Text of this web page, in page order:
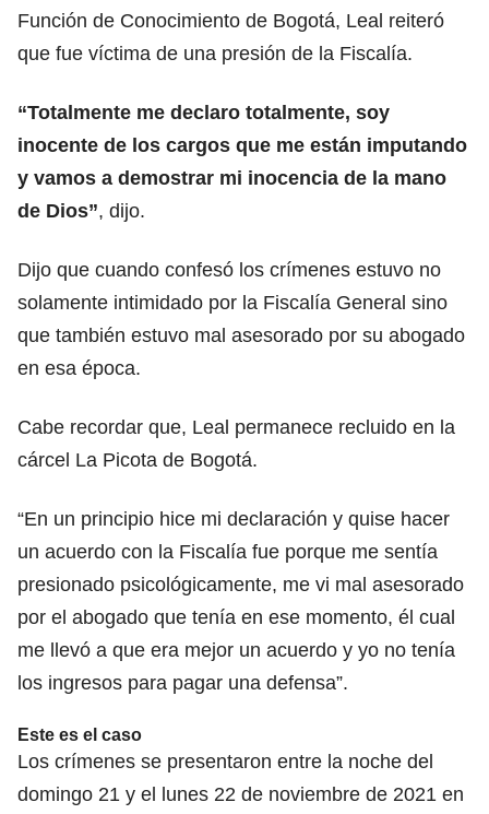
Función de Conocimiento de Bogotá, Leal reiteró
que fue víctima de una presión de la Fiscalía.
“Totalmente me declaro totalmente, soy
inocente de los cargos que me están imputando
y vamos a demostrar mi inocencia de la mano
de Dios”, dijo.
Dijo que cuando confesó los crímenes estuvo no
solamente intimidado por la Fiscalía General sino
que también estuvo mal asesorado por su abogado
en esa época.
Cabe recordar que, Leal permanece recluido en la
cárcel La Picota de Bogotá.
“En un principio hice mi declaración y quise hacer
un acuerdo con la Fiscalía fue porque me sentía
presionado psicológicamente, me vi mal asesorado
por el abogado que tenía en ese momento, él cual
me llevó a que era mejor un acuerdo y yo no tenía
los ingresos para pagar una defensa”.
Este es el caso
Los crímenes se presentaron entre la noche del
domingo 21 y el lunes 22 de noviembre de 2021 en